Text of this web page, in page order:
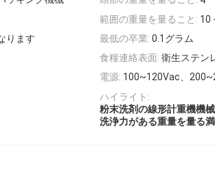
範囲の重量を量ること: 10
ります 最低の卒業: 0.1グラム
食糧連絡表面: 衛生ステン
電源: 100~120Vac、
ハイライト:
粉末洗剤の線形計重機機械
洗浄力がある重量を量る